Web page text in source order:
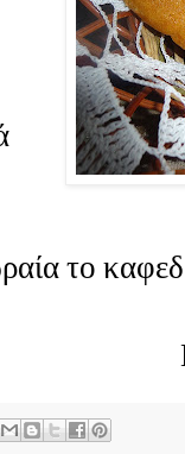
το